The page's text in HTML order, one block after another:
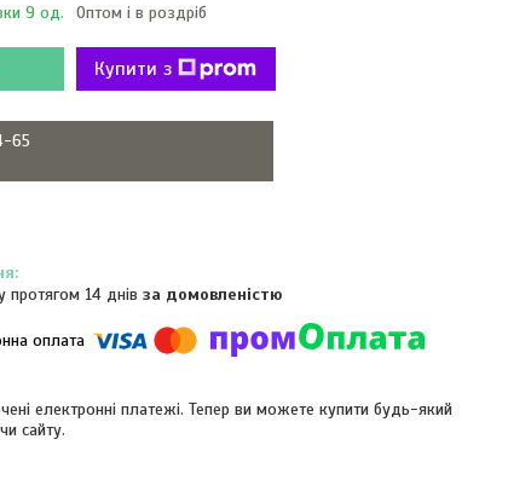
9 од. Оптом і в роздріб
Купити з
65
протягом 14 днів за домовленістю
електронні платежі. Тепер ви можете купити будь-який
сайту.